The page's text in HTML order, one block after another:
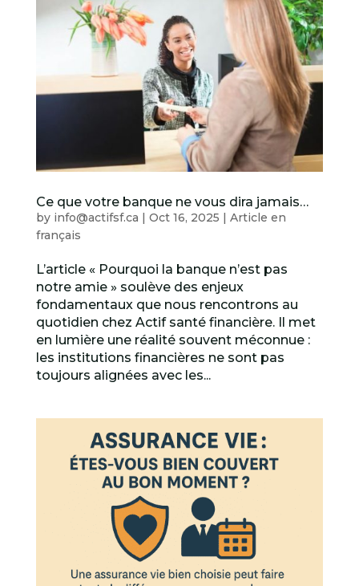
Ce que votre banque ne vous dira jamais…
by info@actifsf.ca | Oct 16, 2025 | Article en
français
L’article « Pourquoi la banque n’est pas
notre amie » soulève des enjeux
fondamentaux que nous rencontrons au
quotidien chez Actif santé financière. Il met
en lumière une réalité souvent méconnue :
les institutions financières ne sont pas
toujours alignées avec les...